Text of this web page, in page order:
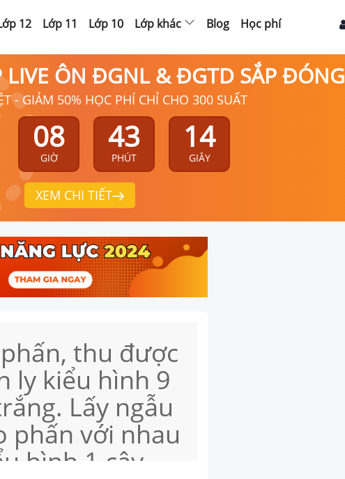
12 Lớp 11 Lớp 10 Lớp khác Blog Học phí
LIVE ÔN ĐGNL & ĐGTD SẮP ĐÓNG
- GIẢM 50% HỌC PHÍ CHỈ CHO 300 SUẤT
08
GIỜ
43
PHÚT
12
GIÂY
XEM CHI TIẾT
thu được
ly kiểu hình 9
Lấy ngẫu
phấn với nhau
hình 1 cây